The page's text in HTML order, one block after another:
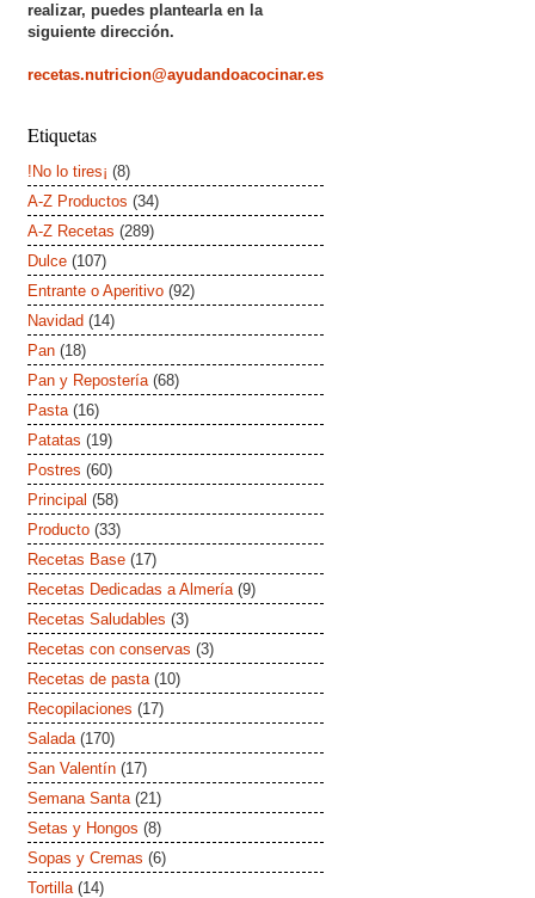
realizar, puedes plantearla en la
siguiente dirección.
recetas.nutricion@ayudandoacocinar.es
Etiquetas
!No lo tires¡ (8)
A-Z Productos (34)
A-Z Recetas (289)
Dulce (107)
Entrante o Aperitivo (92)
Navidad (14)
Pan (18)
Pan y Repostería (68)
Pasta (16)
Patatas (19)
Postres (60)
Principal (58)
Producto (33)
Recetas Base (17)
Recetas Dedicadas a Almería (9)
Recetas Saludables (3)
Recetas con conservas (3)
Recetas de pasta (10)
Recopilaciones (17)
Salada (170)
San Valentín (17)
Semana Santa (21)
Setas y Hongos (8)
Sopas y Cremas (6)
Tortilla (14)